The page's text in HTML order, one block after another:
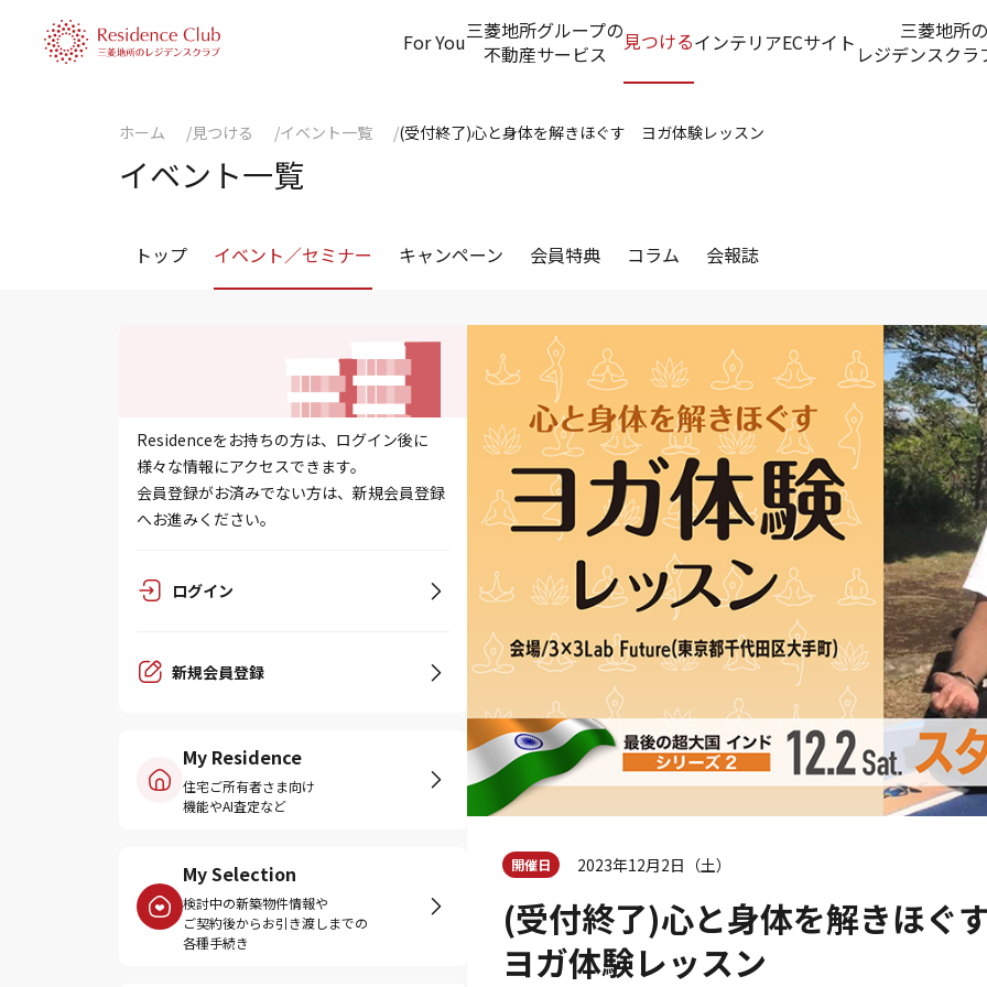
For You三菱地所グループの
不動産サービス
見つけるインテリアECサイト
三菱地所の
レジデンスクラ
ホーム 見つける イベント一覧 (受付終了)心と身体を解きほぐす ヨガ体験レッスン
イベント一覧
トップ イベント／セミナー キャンペーン 会員特典 コラム 会報誌
Residenceをお持ちの方は、ログイン後に
様々な情報にアクセスできます。
会員登録がお済みでない方は、新規会員登録
へお進みください。
ログイン
新規会員登録
My Residence
住宅ご所有者さま向け
機能やAI査定など
My Selection
検討中の新築物件情報や
ご契約後からお引き渡しまでの
各種手続き
開催日 2023年12月2日（土）
(受付終了)心と身体を解きほぐ
ヨガ体験レッスン